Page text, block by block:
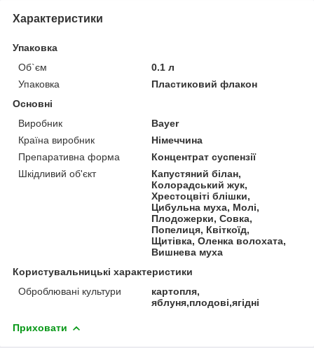
Характеристики
Упаковка
Об`єм
0.1 л
Упаковка
Пластиковий флакон
Основні
Виробник
Bayer
Країна виробник
Німеччина
Препаративна форма
Концентрат суспензії
Шкідливий об'єкт
Капустяний білан,
Колорадський жук,
Хрестоцвіті блішки,
Цибульна муха, Молі,
Плодожерки, Совка,
Попелиця, Квіткоїд,
Щитівка, Оленка волохата,
Вишнева муха
Користувальницькі характеристики
Оброблювані культури
картопля,
яблуня,плодові,ягідні
Приховати